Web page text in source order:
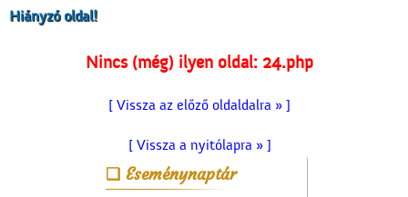
Hiányzó oldal!
Nincs (még) ilyen oldal: 24.php
[ Vissza az előző oldaldalra » ]
[ Vissza a nyitólapra » ]
Eseménynaptár